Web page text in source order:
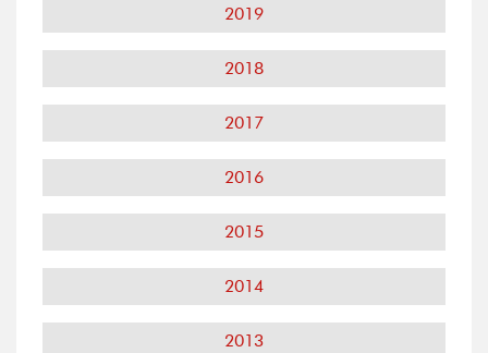
2019
2018
2017
2016
2015
2014
2013